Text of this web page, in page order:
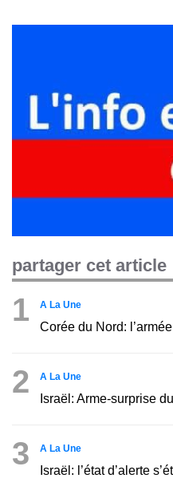
partager cet article
1 A La Une
Corée du Nord:
2 A La Une
Israël: Arme-surprise
3 A La Une
Israël: l’état d’alerte